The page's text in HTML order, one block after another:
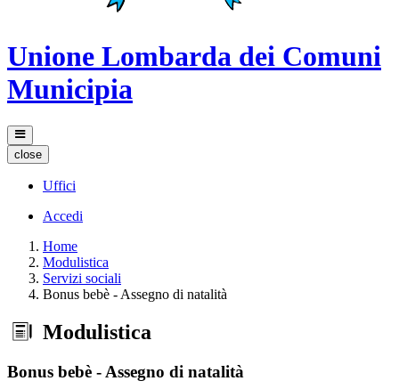
Unione Lombarda dei Comuni
Municipia
close
Uffici
Accedi
Home
Modulistica
Servizi sociali
Bonus bebè - Assegno di natalità
Modulistica
Bonus bebè - Assegno di natalità